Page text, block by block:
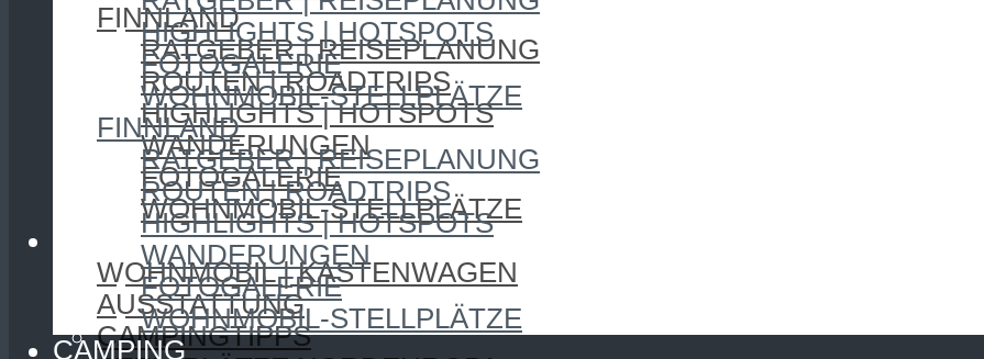
FINNLAND
RATGEBER | REISEPLANUNG
ROUTEN | ROADTRIPS
HIGHLIGHTS | HOTSPOTS
WANDERUNGEN
FOTOGALERIE
WOHNMOBIL-STELLPLÄTZE
CAMPING
WOHNMOBIL | KASTENWAGEN
AUSSTATTUNG
CAMPINGTIPPS
HIGHLIGHTS | HOTSPOTS
FOTOGALERIE
WOHNMOBIL-STELLPLÄTZE
FINNLAND
RATGEBER | REISEPLANUNG
ROUTEN | ROADTRIPS
HIGHLIGHTS | HOTSPOTS
WANDERUNGEN
FOTOGALERIE
WOHNMOBIL-STELLPLÄTZE
CAMPING